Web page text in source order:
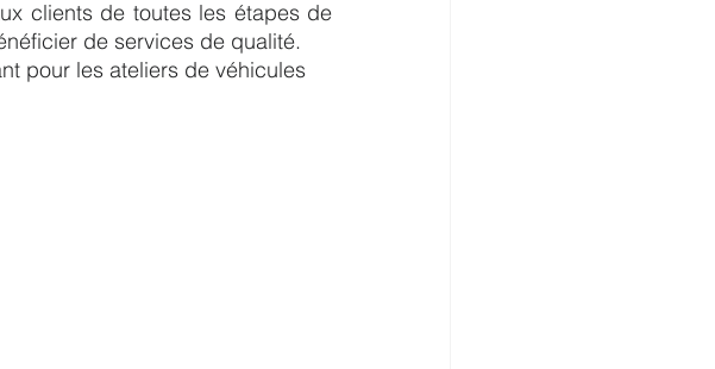
de services de qualité.
pour les ateliers de véhicules